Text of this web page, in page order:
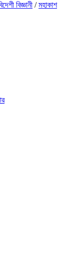
বিজ্ঞানী /মহাকাশ